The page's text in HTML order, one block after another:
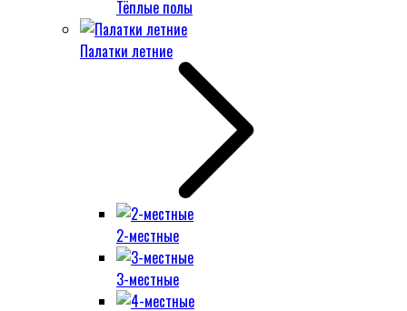
Тёплые полы
Палатки летние
2-местные
3-местные